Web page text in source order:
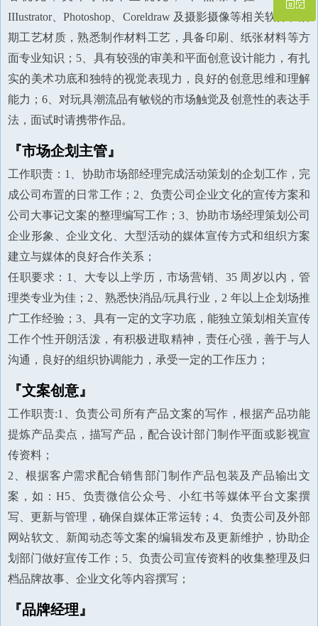
IIIustrator、Photoshop、Coreldraw 及摄影摄像等相关软件和后
期工艺材质，熟悉制作材料工艺，具备印刷、纸张材料等方
面专业知识；5、具有较强的审美和平面创意设计能力，有扎
实的美术功底和独特的视觉表现力，良好的创意思维和理解
能力；6、对玩具潮流品有敏锐的市场触觉及创意性的表达手
法，面试时请携带作品。
『市场企划主管』
工作职责：1、协助市场部经理完成活动策划的企划工作，完
成公司布置的日常工作；2、负责公司企业文化的宣传方案和
公司大事记文案的整理编写工作；3、协助市场经理策划公司
企业形象、企业文化、大型活动的媒体宣传方式和组织方案
建立与媒体的良好合作关系；
任职要求：1、大专以上学历，市场营销、35 周岁以内，管
理类专业为佳；2、熟悉快消品/玩具行业，2 年以上企划场推
广工作经验；3、具有一定的文字功底，能独立策划相关宣传
工作个性开朗活泼，有积极进取精神，责任心强，善于与人
沟通，良好的组织协调能力，承受一定的工作压力；
『文案创意』
工作职责:1、负责公司所有产品文案的写作，根据产品功能
提炼产品卖点，描写产品，配合设计部门制作平面或影视宣
传资料；
2、根据客户需求配合销售部门制作产品包装及产品输出文
案，如：H5、负责微信公众号、小红书等媒体平台文案撰
写、更新与管理，确保自媒体正常运转；4、负责公司及外部
网站软文、新闻动态等文案的编辑发布及更新维护，协助企
划部门做好宣传工作；5、负责公司宣传资料的收集整理及归
档品牌故事、企业文化等内容撰写；
『品牌经理』
微信二维码